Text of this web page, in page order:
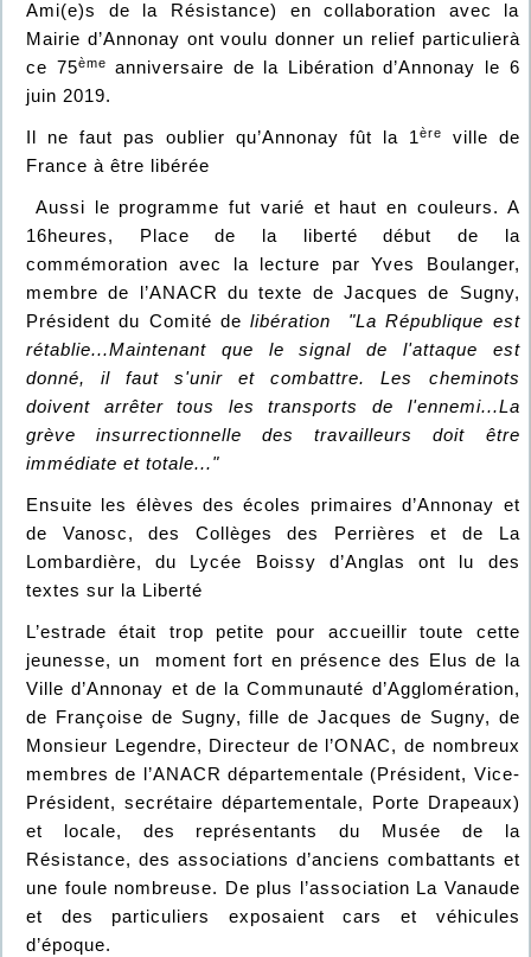
Ami(e)s de la Résistance) en collaboration avec la
Mairie d’Annonay ont voulu donner un relief particulierà
ce 75ème
anniversaire de la Libération d’Annonay le 6
juin 2019.
Il ne faut pas oublier qu’Annonay fût la 1ère
ville de
France à être libérée
Aussi le programme fut varié et haut en couleurs. A
16heures, Place de la liberté début de la
commémoration avec la lecture par Yves Boulanger,
membre de l’ANACR du texte de Jacques de Sugny,
Président du Comité delibération "La République est
rétablie...Maintenant que le signal de l'attaque est
donné, il faut s'unir et combattre. Les cheminots
doivent arrêter tous les transports de l'ennemi...La
grève insurrectionnelle des travailleurs doit être
immédiate et totale..."
Ensuite les élèves des écoles primaires d’Annonay et
de Vanosc, des Collèges des Perrières et de La
Lombardière, du Lycée Boissy d’Anglas ont lu des
textes sur la Liberté
L’estrade était trop petite pour accueillir toute cette
jeunesse, un moment fort en présence des Elus de la
Ville d’Annonay et de la Communauté d’Agglomération,
de Françoise de Sugny, fille de Jacques de Sugny, de
Monsieur Legendre, Directeur de l’ONAC, de nombreux
membres de l’ANACR départementale (Président, Vice-
Président, secrétaire départementale, Porte Drapeaux)
et locale, des représentants du Musée de la
Résistance, des associations d’anciens combattants et
une foule nombreuse. De plus l’association La Vanaude
et des particuliers exposaient cars et véhicules
d’époque.